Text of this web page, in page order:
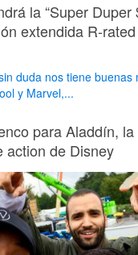
la “Super Duper
extendida R-rated
duda nos tiene buenas
y Marvel,...
para Aladdín,
action de Disney